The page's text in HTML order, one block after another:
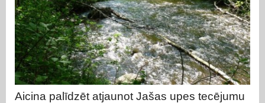
Aicina palīdzēt atjaunot Jašas upes tecējumu